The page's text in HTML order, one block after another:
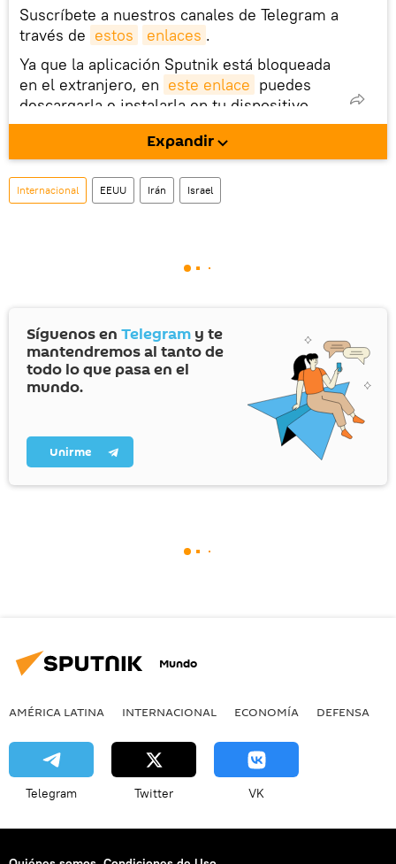
Suscríbete a nuestros canales de Telegram a
través de estos enlaces .
Ya que la aplicación Sputnik está bloqueada
en el extranjero, en este enlace puedes
descargarla e instalarla en tu dispositivo
móvil (¡solo para Android!).
También tenemos una cuenta en la red
social rusa VK .
Expandir
Internacional EEUU Irán Israel
Síguenos en Telegram y te
mantendremos al tanto de
todo lo que pasa en el
mundo.
Unirme
Mundo
AMÉRICA LATINA INTERNACIONAL ECONOMÍA DEFENSA
Telegram Twitter VK